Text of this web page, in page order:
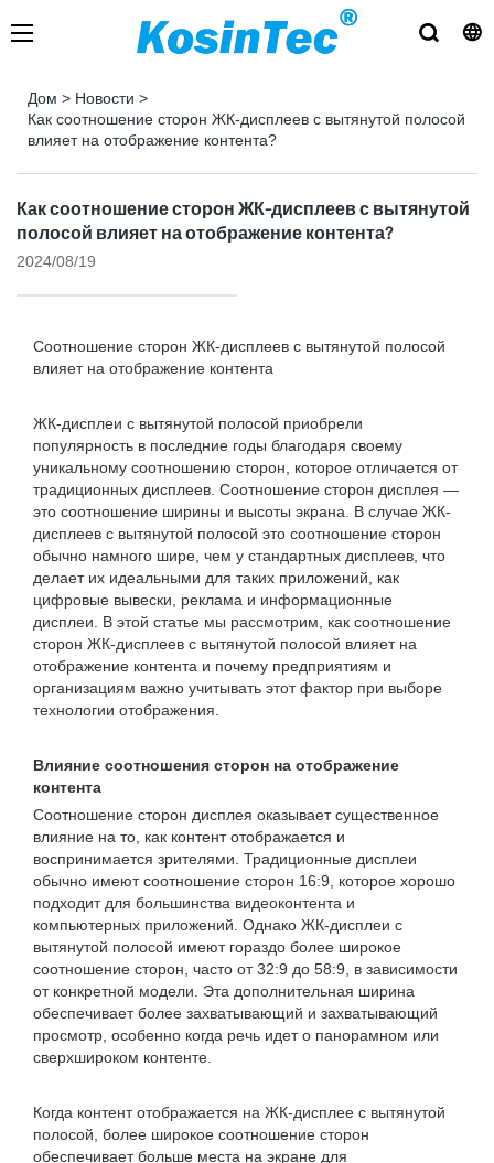
Дом > Новости >
Как соотношение сторон ЖК-дисплеев с вытянутой полосой
влияет на отображение контента?
Как соотношение сторон ЖК-дисплеев с вытянутой
полосой влияет на отображение контента?
2024/08/19
Соотношение сторон ЖК-дисплеев с вытянутой полосой
влияет на отображение контента
ЖК-дисплеи с вытянутой полосой приобрели
популярность в последние годы благодаря своему
уникальному соотношению сторон, которое отличается от
традиционных дисплеев. Соотношение сторон дисплея —
это соотношение ширины и высоты экрана. В случае ЖК-
дисплеев с вытянутой полосой это соотношение сторон
обычно намного шире, чем у стандартных дисплеев, что
делает их идеальными для таких приложений, как
цифровые вывески, реклама и информационные
дисплеи. В этой статье мы рассмотрим, как соотношение
сторон ЖК-дисплеев с вытянутой полосой влияет на
отображение контента и почему предприятиям и
организациям важно учитывать этот фактор при выборе
технологии отображения.
Влияние соотношения сторон на отображение
контента
Соотношение сторон дисплея оказывает существенное
влияние на то, как контент отображается и
воспринимается зрителями. Традиционные дисплеи
обычно имеют соотношение сторон 16:9, которое хорошо
подходит для большинства видеоконтента и
компьютерных приложений. Однако ЖК-дисплеи с
вытянутой полосой имеют гораздо более широкое
соотношение сторон, часто от 32:9 до 58:9, в зависимости
от конкретной модели. Эта дополнительная ширина
обеспечивает более захватывающий и захватывающий
просмотр, особенно когда речь идет о панорамном или
сверхшироком контенте.
Когда контент отображается на ЖК-дисплее с вытянутой
полосой, более широкое соотношение сторон
обеспечивает больше места на экране для